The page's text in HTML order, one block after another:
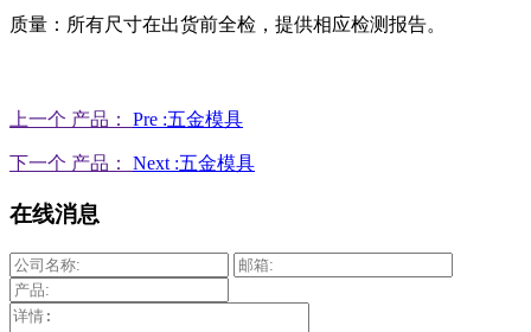
质量：所有尺寸在出货前全检，提供相应检测报告。
上一个 产品： Pre :五金模具
下一个 产品： Next :五金模具
在线消息